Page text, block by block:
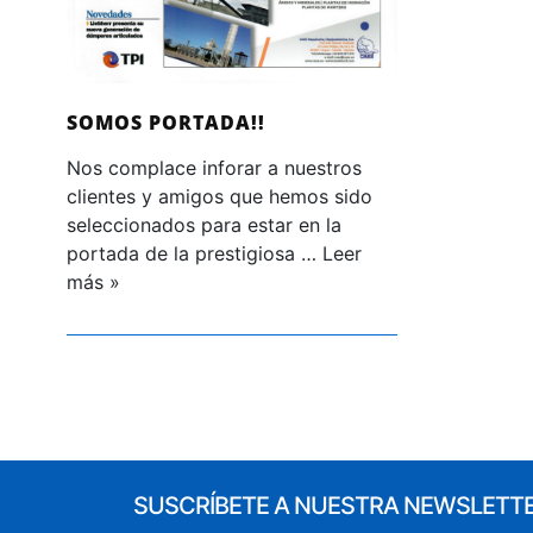
SOMOS PORTADA!!
Nos complace inforar a nuestros
clientes y amigos que hemos sido
seleccionados para estar en la
portada de la prestigiosa … Leer
más »
SUSCRÍBETE A NUESTRA